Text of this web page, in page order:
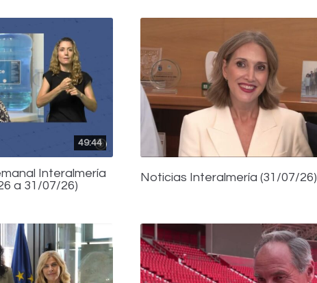
49:44
Interalmería
a 31/07/26)
Noticias Interalmería (31/07/26)